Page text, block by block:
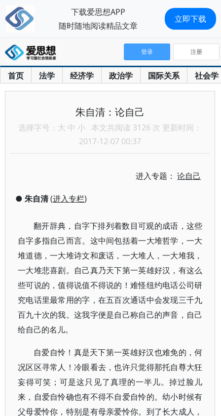
首页 法学 经济学 政治学 国际关系 社会学
登录 注册
朱自清：论自己
选择字号： 大 中 小 本文共阅读 3126 次 更新时间：
2017-12-07 00:37
进入专题：论自己
● 朱自清(进入专栏)
翻开辞典，自字下排列着数目可观的成语，这些
自字多指自己而言。这中间包括着一大堆哲学，一大
堆道德，一大堆诗文和废话，一大堆人，一大堆我，
一大堆悲喜剧。自己真乃天下第一英雄好汉，有这么
些可说的，值得说值不得说的！难怪纽约电话公司研
究电话里最常用的字，在五百次通话中会发现三千九
百九十次的我。这我字便是自己称自己的声音，自己
给自己的名儿。
自爱自怜！真是天下第一英雄好汉也难免的，何
况区区寻常人！冷眼看去，也许只觉得那托自尊大狂
妄得可笑；可是这只见了真理的一半儿。掉过脸儿
来，自爱自怜确也有不得不自爱自怜的。幼小时候有
父母爱怜你，特别是有母亲爱怜你。到了长大成人，
下载爱思想APP
随时随地阅读精品文章
立即下载